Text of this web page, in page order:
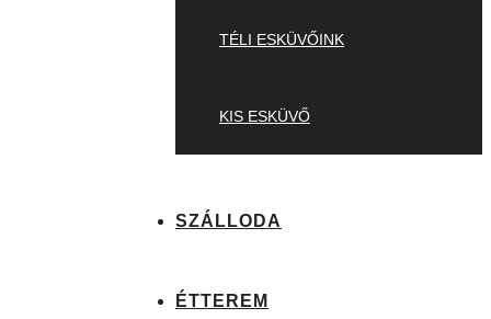
TÉLI ESKÜVŐINK
KIS ESKÜVŐ
SZÁLLODA
ÉTTEREM